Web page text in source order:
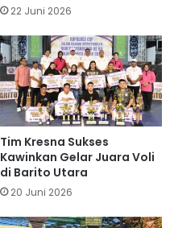
22 Juni 2026
Tim Kresna Sukses
Kawinkan Gelar Juara Voli
di Barito Utara
20 Juni 2026